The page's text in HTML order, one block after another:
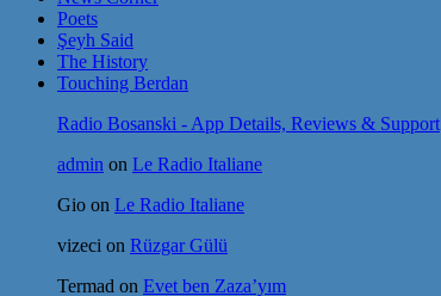
Poets
Şeyh Said
The History
Touching Berdan
Radio Bosanski - App Details, Reviews & Support
admin on Le Radio Italiane
Gio on Le Radio Italiane
vizeci on Rüzgar Gülü
Termad on Evet ben Zaza’yım